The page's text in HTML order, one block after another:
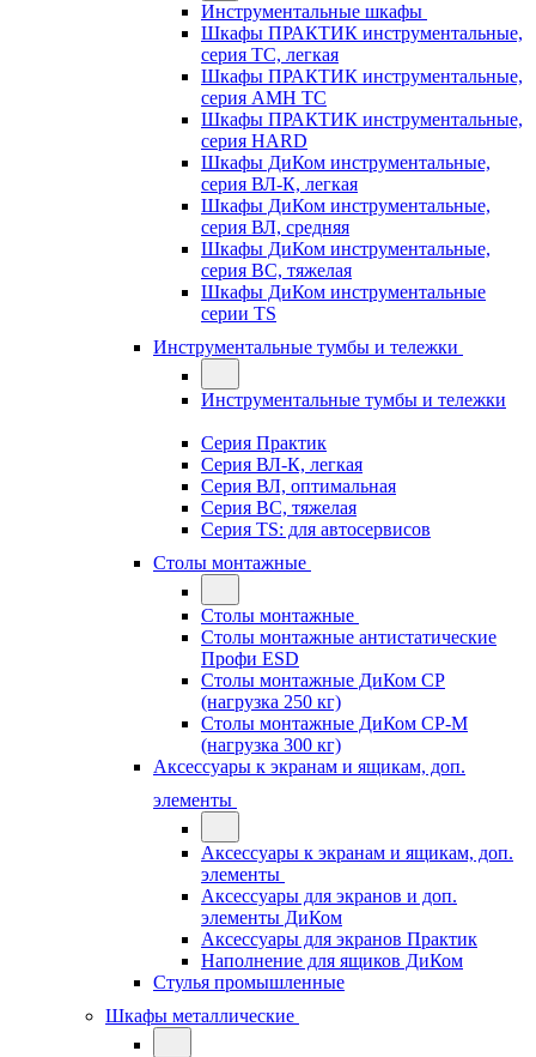
Инструментальные шкафы
Шкафы ПРАКТИК инструментальные,
серия TC, легкая
Шкафы ПРАКТИК инструментальные,
серия AMH TC
Шкафы ПРАКТИК инструментальные,
серия HARD
Шкафы ДиКом инструментальные,
cерия ВЛ-К, легкая
Шкафы ДиКом инструментальные,
серия ВЛ, средняя
Шкафы ДиКом инструментальные,
серия ВС, тяжелая
Шкафы ДиКом инструментальные
серии TS
Инструментальные тумбы и тележки
Инструментальные тумбы и тележки
Серия Практик
Серия ВЛ-К, легкая
Серия ВЛ, оптимальная
Серия ВС, тяжелая
Серия TS: для автосервисов
Столы монтажные
Столы монтажные
Столы монтажные антистатические
Профи ESD
Столы монтажные ДиКом СР
(нагрузка 250 кг)
Столы монтажные ДиКом СР-М
(нагрузка 300 кг)
Аксессуары к экранам и ящикам, доп.
элементы
Аксессуары к экранам и ящикам, доп.
элементы
Аксессуары для экранов и доп.
элементы ДиКом
Аксессуары для экранов Практик
Наполнение для ящиков ДиКом
Стулья промышленные
Шкафы металлические